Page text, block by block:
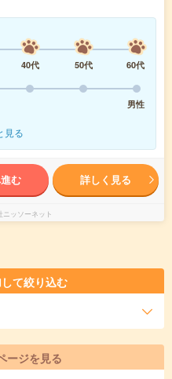
40代 50代
60代
男性
見る
む 詳しく見る
ニッソーネット
て絞り込む
ージを見る